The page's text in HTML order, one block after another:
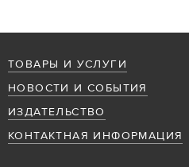
ТОВАРЫ И УСЛУГИ
НОВОСТИ И СОБЫТИЯ
ИЗДАТЕЛЬСТВО
КОНТАКТНАЯ ИНФОРМАЦИЯ